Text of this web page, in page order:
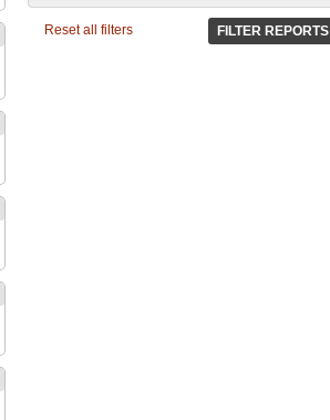
Reset all filters FILTER REPORTS